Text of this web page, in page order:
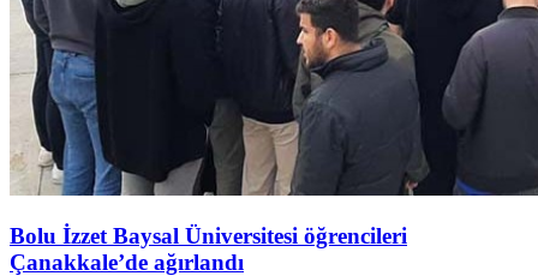
Bolu İzzet Baysal Üniversitesi öğrencileri
Çanakkale’de ağırlandı